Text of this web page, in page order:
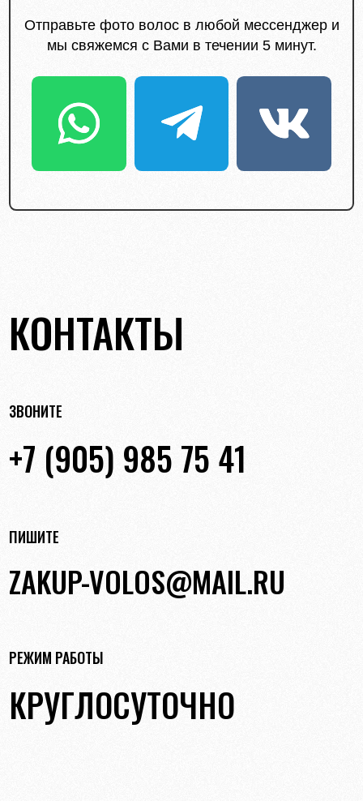
Отправьте фото волос в любой мессенджер и
мы свяжемся с Вами в течении 5 минут.
КОНТАКТЫ
ЗВОНИТЕ
+7 (905) 985 75 41
ПИШИТЕ
ZAKUP-VOLOS@MAIL.RU
РЕЖИМ РАБОТЫ
КРУГЛОСУТОЧНО